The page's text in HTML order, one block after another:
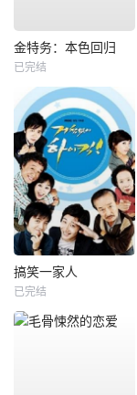
金特务：本色回归
已完结
搞笑一家人
已完结